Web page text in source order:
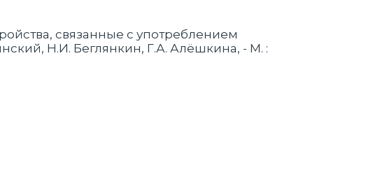
связанные с употреблением
Н.И. Беглянкин, Г.А. Алёшкина, - М. :